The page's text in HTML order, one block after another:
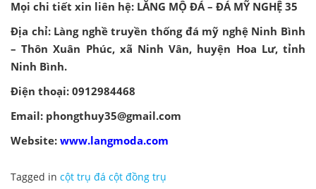
Mọi chi tiết xin liên hệ: LĂNG MỘ ĐÁ – ĐÁ MỸ NGHỆ 35
Địa chỉ: Làng nghề truyền thống đá mỹ nghệ Ninh Bình
– Thôn Xuân Phúc, xã Ninh Vân, huyện Hoa Lư, tỉnh
Ninh Bình.
Điện thoại: 0912984468
Email: phongthuy35@gmail.com
Website: www.langmoda.com
Tagged in cột trụ đá cột đồng trụ